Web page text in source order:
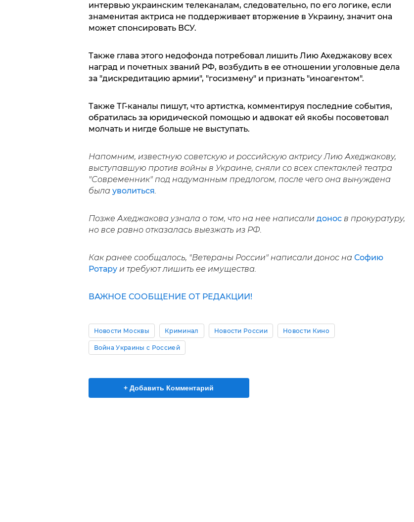
интервью украинским телеканалам, следовательно, по его логике, если
знаменитая актриса не поддерживает вторжение в Украину, значит она
может спонсировать ВСУ.
Также глава этого недофонда потребовал лишить Лию Ахеджакову всех
наград и почетных званий РФ, возбудить в ее отношении уголовные дела
за "дискредитацию армии", "госизмену" и признать "иноагентом".
Также ТГ-каналы пишут, что артистка, комментируя последние события,
обратилась за юридической помощью и адвокат ей якобы посоветовал
молчать и нигде больше не выступать.
Напомним, известную советскую и российскую актрису Лию Ахеджакову,
выступавшую против войны в Украине, сняли со всех спектаклей театра
"Современник" под надуманным предлогом, после чего она вынуждена
была уволиться
Позже Ахеджакова узнала о том, что на нее написали доносв прокуратуру,
но все равно отказалась выезжать из РФ.
Как ранее сообщалось, "Ветераны России" написали донос на Софию
Ротаруи требуют лишить ее имущества.
ВАЖНОЕ СООБЩЕНИЕ ОТ РЕДАКЦИИ!
Новости Москвы Криминал Новости России Новости Кино
Война Украины с Россией
+ Добавить Комментарий